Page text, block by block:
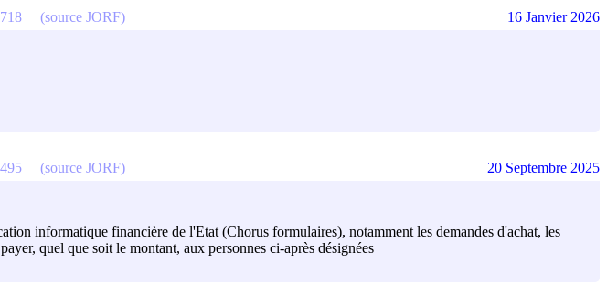
(source JORF) 16 Janvier 2026
informatique financière de l'Etat (Chorus formulaires), notamment les demandes d'achat, les
quel que soit le montant, aux personnes ci-après désignées
(source JORF) 20 Septembre 2025